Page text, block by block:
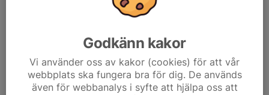
Tränare
Godkänn kakor
Vi använder oss av kakor (cookies) för att vår
webbplats ska fungera bra för dig. De används
även för webbanalys i syfte att hjälpa oss att